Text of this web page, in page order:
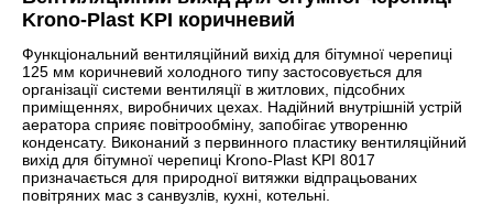
Krono-Plast KPI коричневий
Функціональний вентиляційний вихід для бітумної черепиці
125 мм коричневий холодного типу застосовується для
організації системи вентиляції в житлових, підсобних
приміщеннях, виробничих цехах. Надійний внутрішній устрій
аератора сприяє повітрообміну, запобігає утворенню
конденсату. Виконаний з первинного пластику вентиляційний
вихід для бітумної черепиці Krono-Plast KPI 8017
призначається для природної витяжки відпрацьованих
повітряних мас з санвузлів, кухні, котельні.